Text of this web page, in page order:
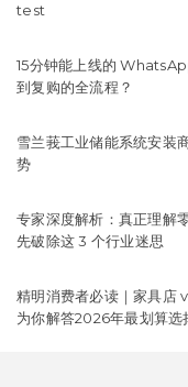
test
15分钟能上线的
到复购的全流程？
雪兰莪工业储能系统安装
势
专家深度解析：真正理解
先破除这 3 个行业迷思
精明消费者必读｜家具
为你解答2026年最划算选